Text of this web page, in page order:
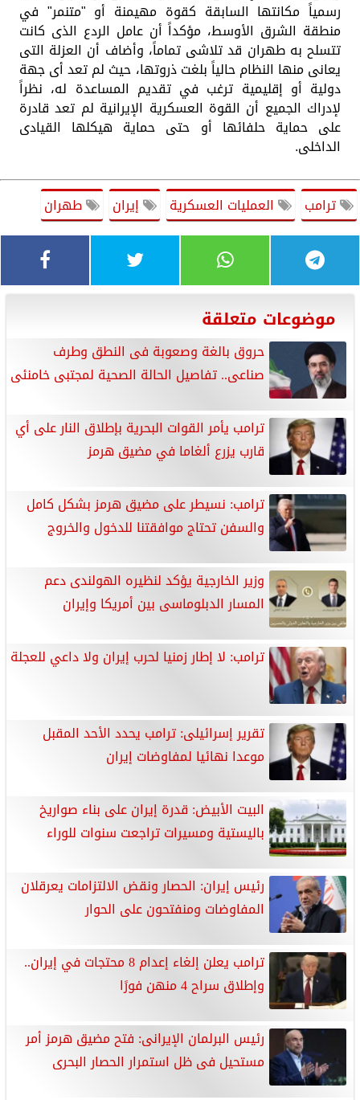
رسمياً مكانتها السابقة كقوة مهيمنة أو "متنمر" في
منطقة الشرق الأوسط، مؤكداً أن عامل الردع الذى كانت
تتسلح به طهران قد تلاشى تماماً، وأضاف أن العزلة التى
يعانى منها النظام حالياً بلغت ذروتها، حيث لم تعد أى جهة
دولية أو إقليمية ترغب في تقديم المساعدة له، نظراً
لإدراك الجميع أن القوة العسكرية الإيرانية لم تعد قادرة
على حماية حلفائها أو حتى حماية هيكلها القيادى
الداخلى.
ترامب العمليات العسكرية إيران طهران
موضوعات متعلقة
حروق بالغة وصعوبة فى النطق وطرف
صناعى.. تفاصيل الحالة الصحية لمجتبى خامنئى
ترامب يأمر القوات البحرية بإطلاق النار على أي
قارب يزرع ألغاما في مضيق هرمز
ترامب: نسيطر على مضيق هرمز بشكل كامل
والسفن تحتاج موافقتنا للدخول والخروج
وزير الخارجية يؤكد لنظيره الهولندى دعم
المسار الدبلوماسى بين أمريكا وإيران
ترامب: لا إطار زمنيا لحرب إيران ولا داعي للعجلة
تقرير إسرائيلى: ترامب يحدد الأحد المقبل
موعدا نهائيا لمفاوضات إيران
البيت الأبيض: قدرة إيران على بناء صواريخ
باليستية ومسيرات تراجعت سنوات للوراء
رئيس إيران: الحصار ونقض الالتزامات يعرقلان
المفاوضات ومنفتحون على الحوار
ترامب يعلن إلغاء إعدام 8 محتجات في إيران..
وإطلاق سراح 4 منهن فورًا
رئيس البرلمان الإيرانى: فتح مضيق هرمز أمر
مستحيل فى ظل استمرار الحصار البحرى